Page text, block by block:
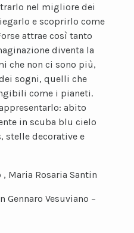
nel migliore dei
e scoprirlo come
attrae così tanto
diventa la
che non ci sono più,
sogni, quelli che
come i pianeti.
abito
in scuba blu cielo
stelle decorative e
Maria Rosaria Santin
Gennaro Vesuviano –